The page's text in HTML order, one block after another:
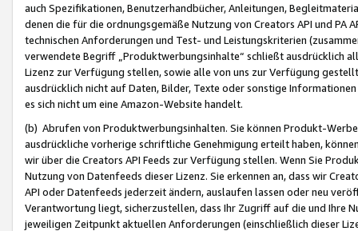
auch Spezifikationen, Benutzerhandbücher, Anleitungen,
denen die für die ordnungsgemäße Nutzung von Creators API und PA
technischen Anforderungen und Test- und Leistungskriterien
verwendete Begriff „Produktwerbungsinhalte“ schließt ausdrücklich
Lizenz zur Verfügung stellen, sowie alle von uns zur Verfügung
ausdrücklich nicht auf Daten, Bilder, Texte oder sonstige
es sich nicht um eine Amazon-Website handelt.
(b) Abrufen von Produktwerbungsinhalten. Sie können Produkt-
ausdrückliche vorherige schriftliche Genehmigung erteilt haben,
wir über die Creators API Feeds zur Verfügung stellen. Wenn Sie
Nutzung von Datenfeeds dieser Lizenz. Sie erkennen an, dass wir
API oder Datenfeeds jederzeit ändern, auslaufen lassen oder neu
Verantwortung liegt, sicherzustellen, dass Ihr Zugriff auf die und Ihre
jeweiligen Zeitpunkt aktuellen Anforderungen (einschließlich dieser